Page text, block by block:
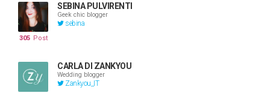
SEBINA PULVIRENTI
Geek chic blogger
sebina
305 Post
CARLA DI ZANKYOU
Wedding blogger
Zankyou_IT